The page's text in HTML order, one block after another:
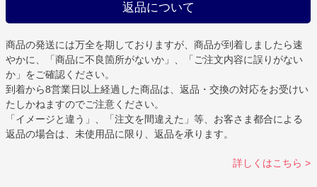
返品について
商品の発送には万全を期しておりますが、商品が到着しましたら速
やかに、「商品に不良箇所がないか」、「ご注文内容に誤りがない
か」をご確認ください。
到着から8営業日以上経過した商品は、返品・交換の対応をお受けい
たしかねますのでご注意ください。
「イメージと違う」、「注文を間違えた」等、お客さま都合による
返品の場合は、未使用品に限り、返品を承ります。
詳しくはこちら >